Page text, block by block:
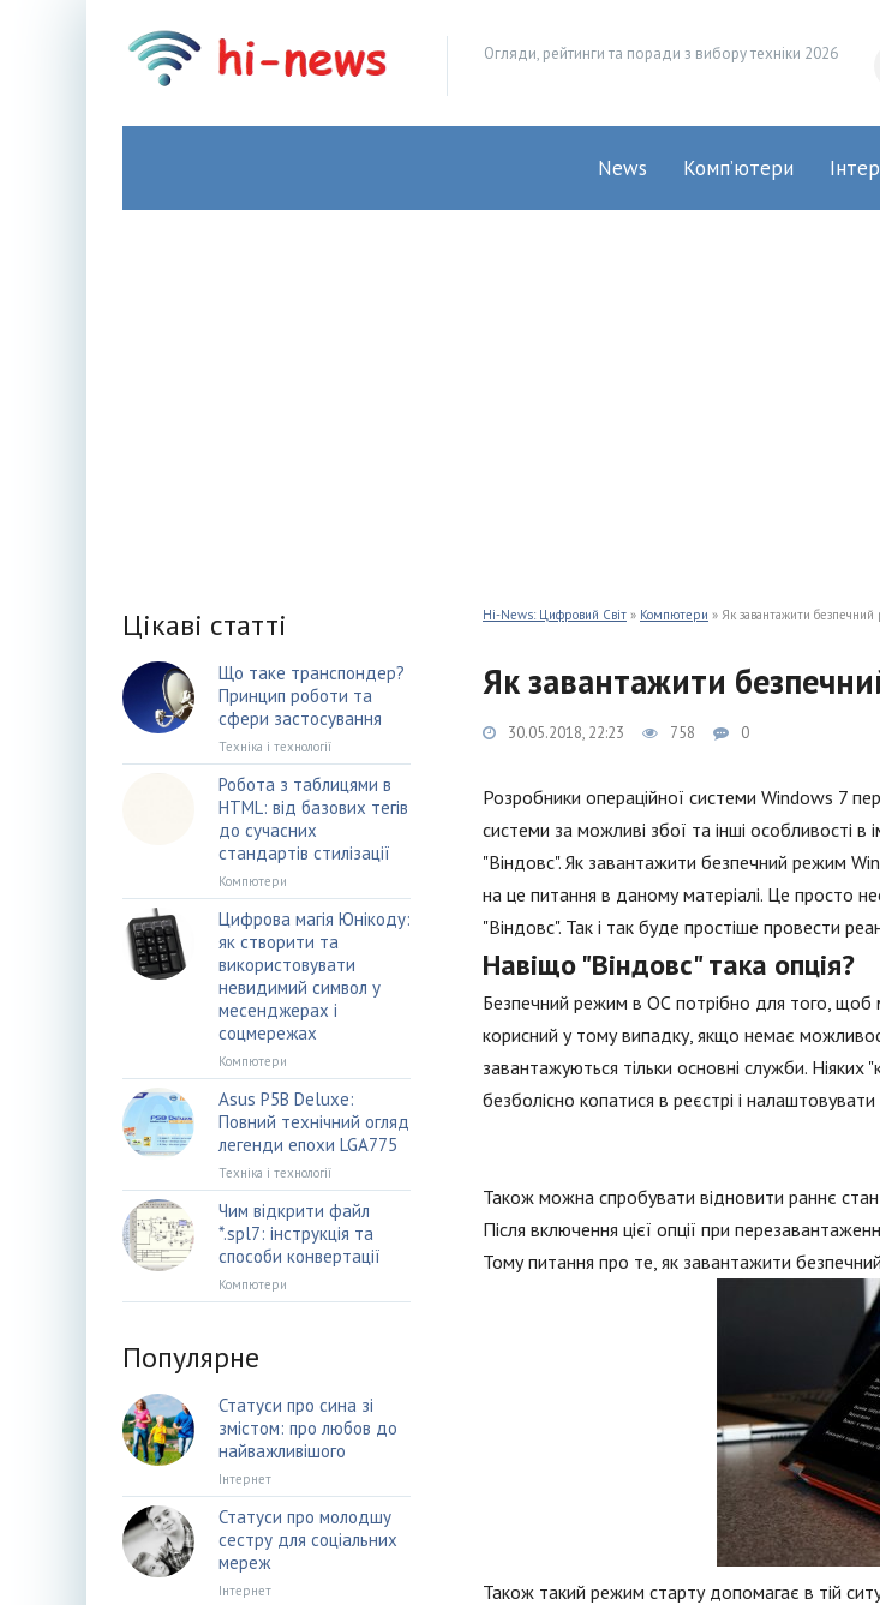
Огляди, рейтинги та поради з вибору техніки 2026
News Комп’ютери
Hi-News: Цифровий Світ » Компютери » Як завантажити
Як завантажити
30.05.2018, 22:23 758 0
Розробники операційної системи Windows 7
системи за можливі збої та інші особливості
"Віндовс". Як завантажити безпечний режим
на це питання в даному матеріалі. Це просто
"Віндовс". Так і так буде простіше провести
Навіщо "Віндовс" така опція?
Безпечний режим в ОС потрібно для того, щоб
корисний у тому випадку, якщо немає
завантажуються тільки основні служби.
безболісно копатися в реєстрі і налаштовувати
Також можна спробувати відновити раннє стан
Після включення цієї опції при
Тому питання про те, як завантажити
Також такий режим старту допомагає в тій
Цікаві статті
Що таке транспондер?
Принцип роботи та
сфери застосування
Техніка і технології
Робота з таблицями в
HTML: від базових тегів
до сучасних
стандартів стилізації
Компютери
Цифрова магія Юнікоду:
як створити та
використовувати
невидимий символ у
месенджерах і
соцмережах
Компютери
Asus P5B Deluxe:
Повний технічний огляд
легенди епохи LGA775
Техніка і технології
Чим відкрити файл
*.spl7: інструкція та
способи конвертації
Компютери
Популярне
Статуси про сина зі
змістом: про любов до
найважливішого
Інтернет
Статуси про молодшу
сестру для соціальних
мереж
Інтернет